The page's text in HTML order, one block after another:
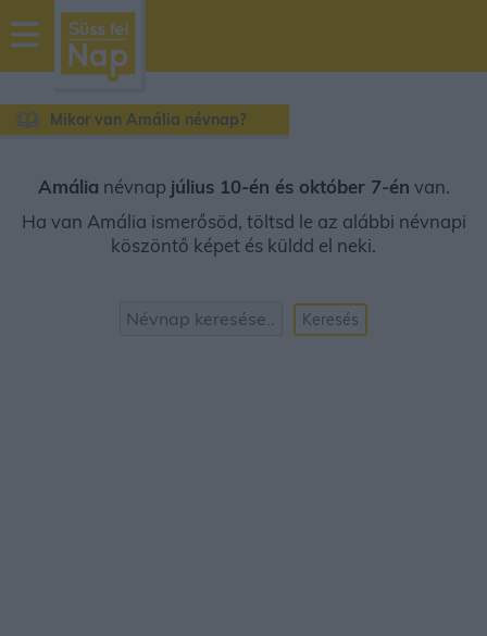
sussfelnap.hu
időjárás
Mikor van Amália névnap?
Amália névnap július 10-én és október 7-én van.
Ha van Amália ismerősöd, töltsd le az alábbi névnapi
köszöntő képet és küldd el neki.
Keresés